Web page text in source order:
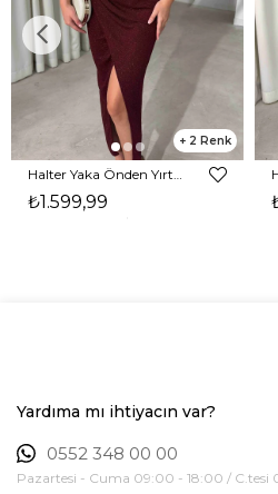
2
₺1.599,99
Yardıma mı ihtiyacın var?
0552 348 00 00
Pazartesi - Cuma 09:00 - 18:00 / C.tesi